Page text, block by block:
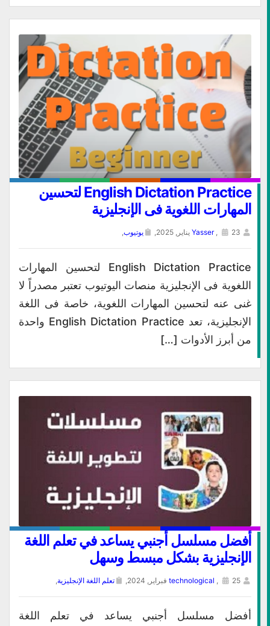
English Dictation Practice لتحسين
المهارات اللغوية فى الإنجليزية
Yasser, 23 يناير, 2025, يوتيوب
English Dictation Practice لتحسين المهارات
اللغوية فى الإنجليزية منصات اليوتيوب تعتبر مصدراً لا
غنى عنه لتحسين المهارات اللغوية، خاصة فى اللغة
الإنجليزية، تعد English Dictation Practice واحدة
من أبرز الأدوات […]
أفضل مسلسل أجنبي يساعد في تعلم اللغة
الإنجليزية بشكل مبسط وسهل
technological 25 فبراير, 2024, تعلم اللغة الإنجليزية
أفضل مسلسل أجنبي يساعد في تعلم اللغة